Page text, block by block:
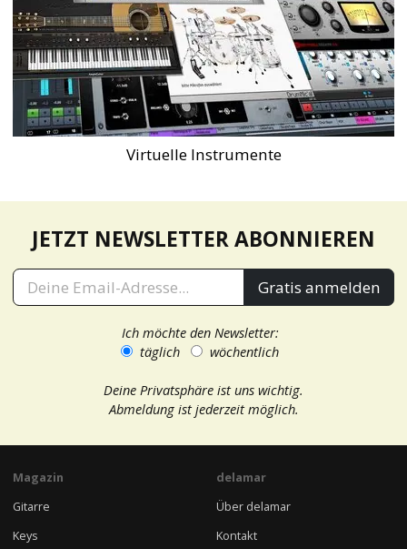
Virtuelle Instrumente
JETZT NEWSLETTER ABONNIEREN
Gratis anmelden
Ich möchte den Newsletter:
täglich
wöchentlich
Deine Privatsphäre ist uns wichtig.
Abmeldung ist jederzeit möglich.
Magazin
Gitarre
Keys
delamar
Über delamar
Kontakt